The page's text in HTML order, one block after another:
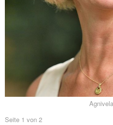
Jobs & Karriere
Seite 1 von 2